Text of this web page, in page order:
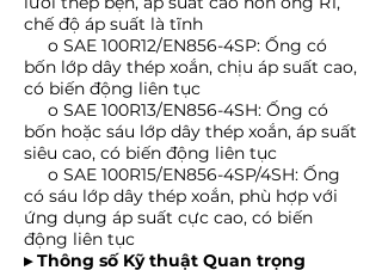
chế độ áp suất là tĩnh
o SAE 100R12/EN856-4SP: Ống có
bốn lớp dây thép xoắn, chịu áp suất cao,
có biến động liên tục
o SAE 100R13/EN856-4SH: Ống có
bốn hoặc sáu lớp dây thép xoắn, áp suất
siêu cao, có biến động liên tục
o SAE 100R15/EN856-4SP/4SH: Ống
có sáu lớp dây thép xoắn, phù hợp với
ứng dụng áp suất cực cao, có biến
động liên tục
▸Thông số Kỹ thuật Quan trọng